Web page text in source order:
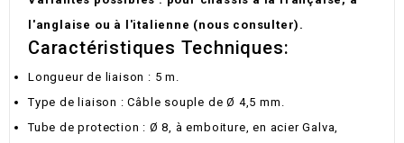
l'anglaise ou à l'italienne (nous consulter).
Caractéristiques Techniques:
Longueur de liaison : 5 m.
Type de liaison : Câble souple de Ø 4,5 mm.
Tube de protection : Ø 8, à emboiture, en acier Galva,